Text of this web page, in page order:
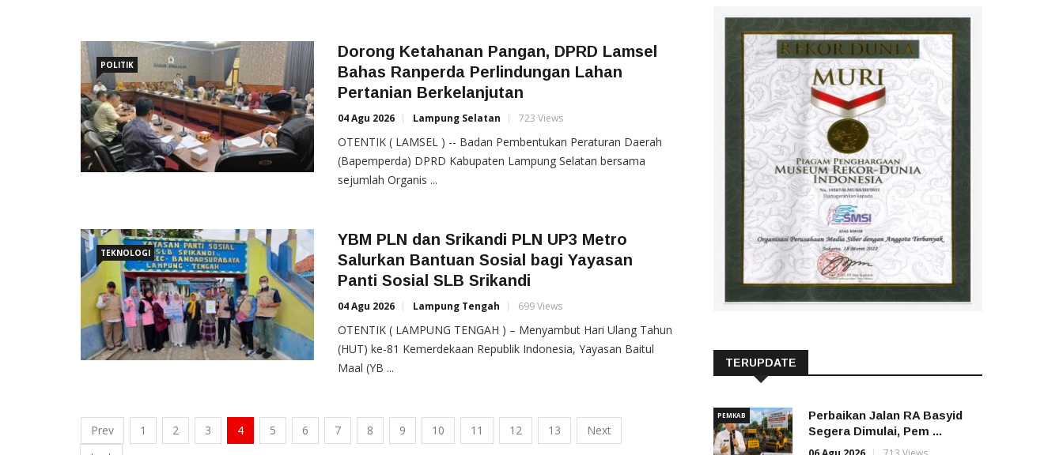
POLITIK
Dorong Ketahanan Pangan, DPRD Lamsel
Bahas Ranperda Perlindungan Lahan
Pertanian Berkelanjutan
04 Agu 2026 Lampung Selatan 723 Views
OTENTIK ( LAMSEL ) -- Badan Pembentukan Peraturan Daerah
(Bapemperda) DPRD Kabupaten Lampung Selatan bersama
sejumlah Organis ...
TEKNOLOGI
YBM PLN dan Srikandi PLN UP3 Metro
Salurkan Bantuan Sosial bagi Yayasan
Panti Sosial SLB Srikandi
04 Agu 2026 Lampung Tengah 699 Views
OTENTIK ( LAMPUNG TENGAH ) – Menyambut Hari Ulang Tahun
(HUT) ke-81 Kemerdekaan Republik Indonesia, Yayasan Baitul
Maal (YB ...
Prev 1 2 3 4 5 6 7 8 9 10 11 12 13
Next
TERUPDATE
PEMKAB
Perbaikan Jalan RA Basyid
Segera Dimulai, Pem ...